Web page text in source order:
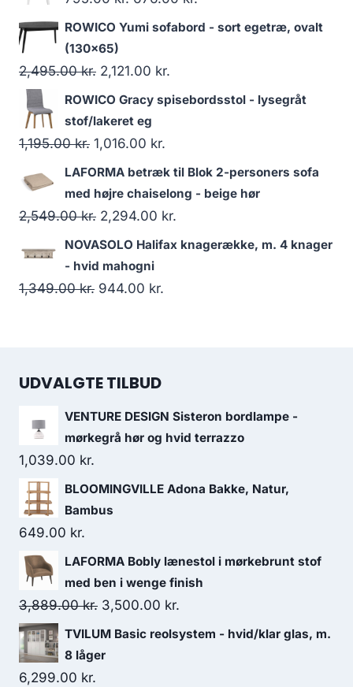
ROWICO Yumi sofabord - sort egetræ, ovalt
(130x65)
2,495.00kr. 2,121.00 kr.
ROWICO Gracy spisebordsstol - lysegråt
stof/lakeret eg
1,195.00kr. 1,016.00 kr.
LAFORMA betræk til Blok 2-personers sofa
med højre chaiselong - beige hør
2,549.00kr. 2,294.00 kr.
NOVASOLO Halifax knagerække, m. 4 knager
- hvid mahogni
1,349.00kr. 944.00 kr.
UDVALGTE TILBUD
VENTURE DESIGN Sisteron bordlampe -
mørkegrå hør og hvid terrazzo
1,039.00 kr.
BLOOMINGVILLE Adona Bakke, Natur,
Bambus
649.00 kr.
LAFORMA Bobly lænestol i mørkebrunt stof
med ben i wenge finish
3,889.00kr. 3,500.00 kr.
TVILUM Basic reolsystem - hvid/klar glas, m.
8 låger
6,299.00 kr.